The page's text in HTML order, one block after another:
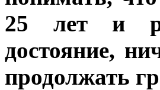
25 лет и
достояние,
продолжать